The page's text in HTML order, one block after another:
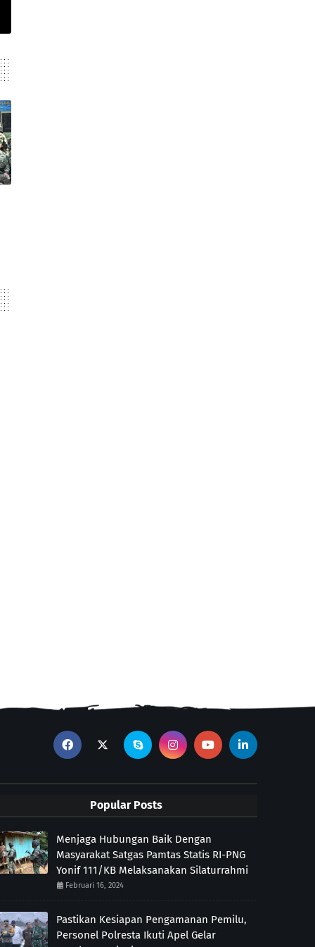
Popular Posts
Menjaga Hubungan Baik Dengan
Masyarakat Satgas Pamtas Statis RI-PNG
Yonif 111/KB Melaksanakan Silaturrahmi
Februari 16, 2024
Pastikan Kesiapan Pengamanan Pemilu,
Personel Polresta Ikuti Apel Gelar